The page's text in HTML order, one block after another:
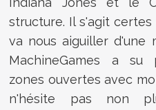
structure. Il s'agit
va nous aiguiller d'une
MachineGames a su
zones ouvertes avec
n'hésite pas non